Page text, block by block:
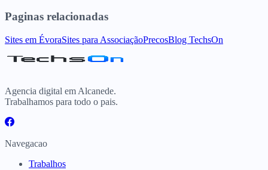
Paginas relacionadas
Sites em ÉvoraSites para AssociaçãoPrecosBlog TechsOn
Agencia digital em Alcanede.
Trabalhamos para todo o pais.
Navegacao
Trabalhos